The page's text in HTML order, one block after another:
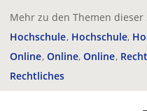
Mehr zu den Themen dieser
Hochschule Hochschule
Online Online Online
Rechtliches